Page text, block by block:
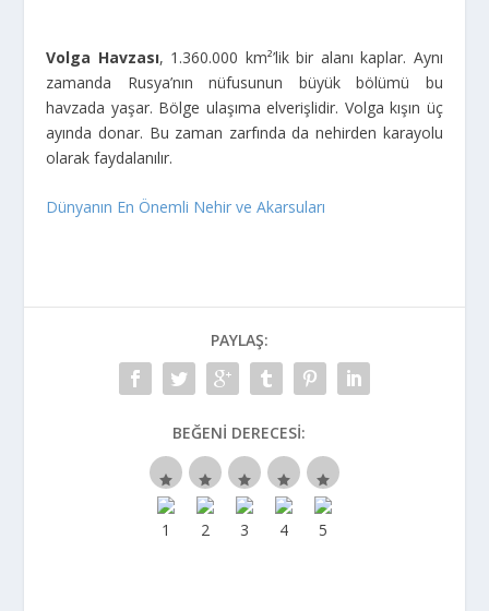
Volga Havzası, 1.360.000 km²’lik bir alanı kaplar. Aynı
zamanda Rusya’nın nüfusunun büyük bölümü bu
havzada yaşar. Bölge ulaşıma elverişlidir. Volga kışın üç
ayında donar. Bu zaman zarfında da nehirden karayolu
olarak faydalanılır.
Dünyanın En Önemli Nehir ve Akarsuları
PAYLAŞ:
BEĞENI DERECESI: